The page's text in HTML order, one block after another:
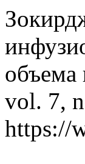
объема
vol. 7,
https://